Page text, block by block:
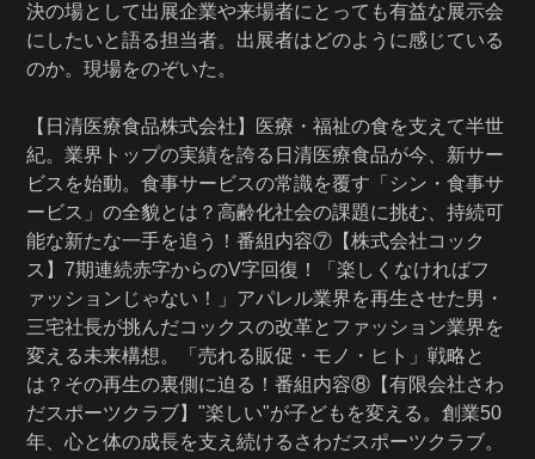
決の場として出展企業や来場者にとっても有益な展示会
にしたいと語る担当者。出展者はどのように感じている
のか。現場をのぞいた。
【日清医療食品株式会社】医療・福祉の食を支えて半世
紀。業界トップの実績を誇る日清医療食品が今、新サー
ビスを始動。食事サービスの常識を覆す「シン・食事サ
ービス」の全貌とは？高齢化社会の課題に挑む、持続可
能な新たな一手を追う！番組内容⑦【株式会社コック
ス】7期連続赤字からのV字回復！「楽しくなければフ
ァッションじゃない！」アパレル業界を再生させた男・
三宅社長が挑んだコックスの改革とファッション業界を
変える未来構想。「売れる販促・モノ・ヒト」戦略と
は？その再生の裏側に迫る！番組内容⑧【有限会社さわ
だスポーツクラブ】"楽しい"が子どもを変える。創業50
年、心と体の成長を支え続けるさわだスポーツクラブ。